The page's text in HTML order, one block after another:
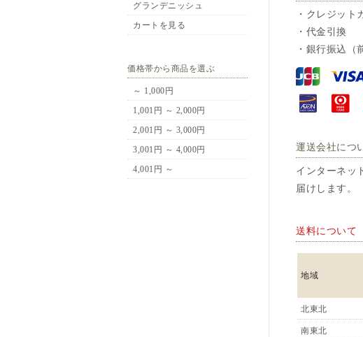
グランデニッシュ
カートを見る
価格帯から商品を選ぶ
～ 1,000円
1,001円 ～ 2,000円
2,001円 ～ 3,000円
3,001円 ～ 4,000円
4,001円 ～
・クレジット
・代金引換
・銀行振込（
運送会社につ
インターネッ
届けします。
送料について
地域
北東北
南東北